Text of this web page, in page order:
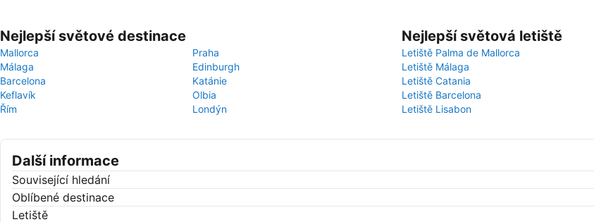
Nejlepší světové destinace
Mallorca
Praha
Málaga
Edinburgh
Barcelona
Katánie
Keflavík
Olbia
Řím
Londýn
Nejlepší světová letiště
Letiště Palma de Mallorca
Letiště Málaga
Letiště Catania
Letiště Barcelona
Letiště Lisabon
Další informace
Související hledání
Oblíbené destinace
Letiště